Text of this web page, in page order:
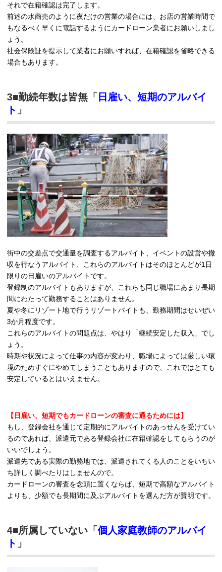
それで在籍確認は完了します。
前述の水商売のように夜だけの営業の場合には、お店の営業時間で
もなるべく早くに電話するようにカードローン業者にお願いしまし
ょう。
社会保険証を提示して業者にお願いすれば、在籍確認を省略できる
場合もあります。
3■勤続年数は皆無「 日雇い、短期のアルバイ
ト 」
街中の交差点で交通量を調査するアルバイト、イベントの設営や撤
収を行なうアルバイト、これらのアルバイトはそのほとんどが1日
限りの日雇いのアルバイトです。
登録制のアルバイトもありますが、これらも同じ職場にあまり長期
間にわたって勤務することはありません。
夏や冬にリゾート地で行うリゾートバイトも、勤務期間はせいぜい
3か月程度です。
これらのアルバイトの問題点は、やはり「継続安定した収入」でし
ょう。
時期や状況によって仕事の内容が変わり、職場によっては厳しい環
境のためすぐにやめてしまうこともありますので、これではとても
安定しているとはいえません。
【日雇い、短期でもカードローンの審査に通るためには】
もし、登録会社を通じて定期的にアルバイトのあっせんを受けてい
るのであれば、派遣元である登録会社に在籍確認をしてもらうのが
いいでしょう。
派遣先である実際の勤務地では、派遣されてくる人のことをいちい
ち詳しく調べたりはしませんので。
カードローンの審査を念頭に置くならば、短期で高額なアルバイト
よりも、少額でも長期間に及ぶアルバイトを選んだ方が賢明です。
4■所属していない「個人家庭教師のアルバイ
ト 」